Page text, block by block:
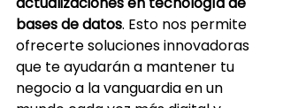
bases de datos. Esto nos permite
ofrecerte soluciones innovadoras
que te ayudarán a mantener tu
negocio a la vanguardia en un